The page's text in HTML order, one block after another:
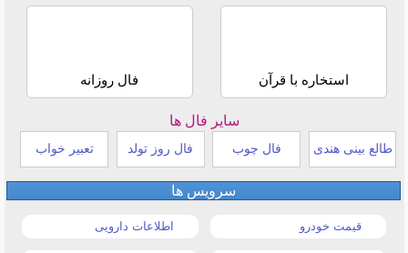
استخاره با قرآن فال روزانه
سایر فال ها
طالع بینی هندی فال چوب فال روز تولد تعبیر خواب
سرویس ها
قیمت خودرو اطلاعات دارویی